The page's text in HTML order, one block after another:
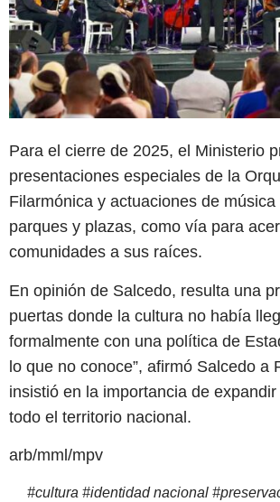
Para el cierre de 2025, el Ministerio
presentaciones especiales de la
Filarmónica y actuaciones de
parques y plazas, como vía para
comunidades a sus raíces.
En opinión de Salcedo, resulta una
puertas donde la cultura no había
formalmente con una política de
lo que no conoce”, afirmó Salcedo a
insistió en la importancia de
todo el territorio nacional.
arb/mml/mpv
#cultura #identidad nacional #